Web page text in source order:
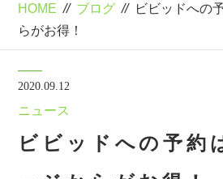
HOME // ブログ //
ビビッドへの
らがお得！
2020.09.12
ニュース
ビビッドへの予約